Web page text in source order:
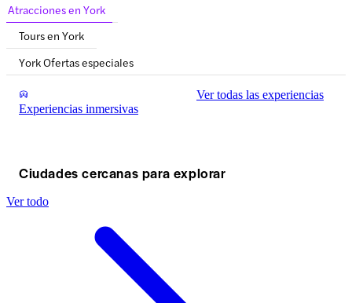
Atracciones en York
Tours en York
York Ofertas especiales
Experiencias inmersivas
Ver todas las experiencias
Ciudades cercanas para explorar
Ver todo